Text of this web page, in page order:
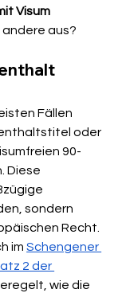
Visum
aus?
Fällen
oder
90-
Diese
sondern
Recht.
im Schengener
2 der
wie die